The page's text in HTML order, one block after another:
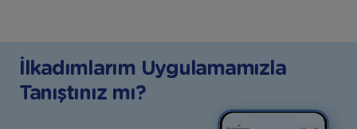
İlkadımlarım Uygulamamızla
Tanıştınız mı?